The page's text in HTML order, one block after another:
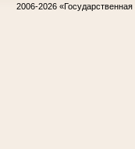
2006-2026